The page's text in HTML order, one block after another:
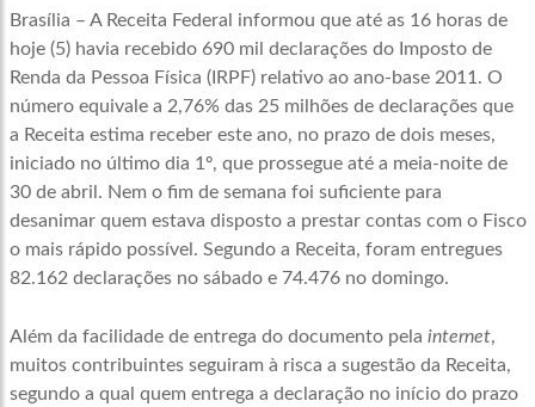
Brasília – A Receita Federal informou que até as 16 horas de
hoje (5) havia recebido 690 mil declarações do Imposto de
Renda da Pessoa Física (IRPF) relativo ao ano-base 2011. O
número equivale a 2,76% das 25 milhões de declarações que
a Receita estima receber este ano, no prazo de dois meses,
iniciado no último dia 1º, que prossegue até a meia-noite de
30 de abril. Nem o fim de semana foi suficiente para
desanimar quem estava disposto a prestar contas com o Fisco
o mais rápido possível. Segundo a Receita, foram entregues
82.162 declarações no sábado e 74.476 no domingo.
Além da facilidade de entrega do documento pela internet,
muitos contribuintes seguiram à risca a sugestão da Receita,
segundo a qual quem entrega a declaração no início do prazo